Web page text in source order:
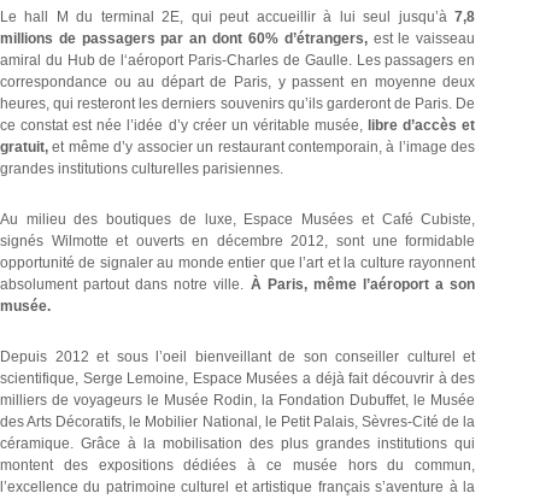
Le hall M du terminal 2E, qui peut accueillir à lui seul jusqu’à7,8
millions de passagers par an dont 60% d’étrangers, est le vaisseau
amiral du Hub de l‘aéroport Paris-Charles de Gaulle. Les passagers en
correspondance ou au départ de Paris, y passent en moyenne deux
heures, qui resteront les derniers souvenirs qu’ils garderont de Paris. De
ce constat est née l’idée d’y créer un véritable musée, libre d’accès et
gratuit,et même d’y associer un restaurant contemporain, à l’image des
grandes institutions culturelles parisiennes.
Au milieu des boutiques de luxe, Espace Musées et Café Cubiste,
signés Wilmotte et ouverts en décembre 2012, sont une formidable
opportunité de signaler au monde entier que l’art et la culture rayonnent
absolument partout dans notre ville. À Paris, même l’aéroport a son
musée.
Depuis 2012 et sous l’oeil bienveillant de son conseiller culturel et
scientifique, Serge Lemoine, Espace Musées a déjà fait découvrir à des
milliers de voyageurs le Musée Rodin, la Fondation Dubuffet, le Musée
des Arts Décoratifs, le Mobilier National, le Petit Palais, Sèvres-Cité de la
céramique. Grâce à la mobilisation des plus grandes institutions qui
montent des expositions dédiées à ce musée hors du commun,
l’excellence du patrimoine culturel et artistique français s’aventure à la